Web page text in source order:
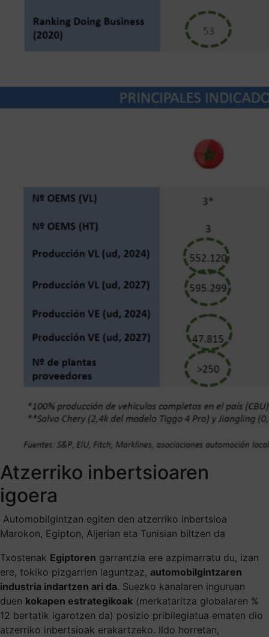
Atzerriko inbertsioaren
igoera
Automobilgintzan egiten den atzerriko inbertsioa
Marokon, Egipton, Aljerian eta Tunisian biltzen da
Txostenak Egiptoren garrantzia ere azpimarratu du, izan
ere, tokiko pizgarrien laguntzaz, automobilgintzaren
industria indartzen ari da. Suezko kanalaren inguruan
duen kokapen estrategikoak (merkataritza globalaren %
12 bertatik igarotzen da) posizio pribilegiatua ematen dio
atzerriko inbertsioak erakartzeko. Ildo horretan,